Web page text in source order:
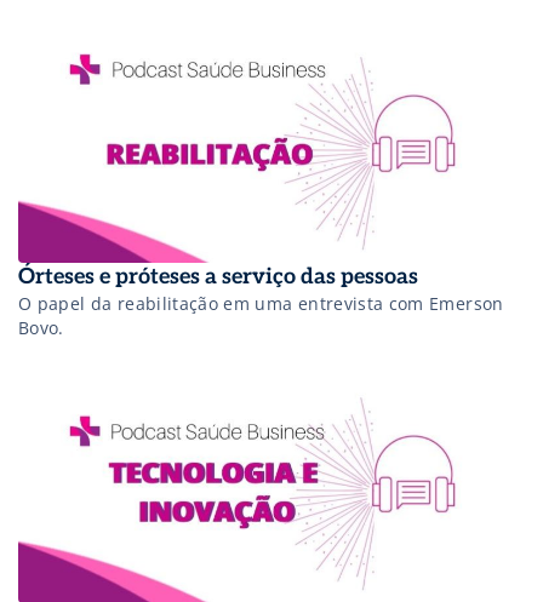
Órteses e próteses a serviço das pessoas
O papel da reabilitação em uma entrevista com Emerson
Bovo.